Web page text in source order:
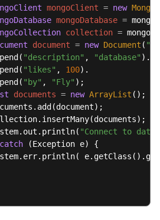
mongoClient = new
mongoDatabase =
collection =
document = new Document (
"description" , "database" ).
"likes" , 100).
"by" , "Fly" );
documents = new ArrayList ();
"Connect to
catch (Exception e) {